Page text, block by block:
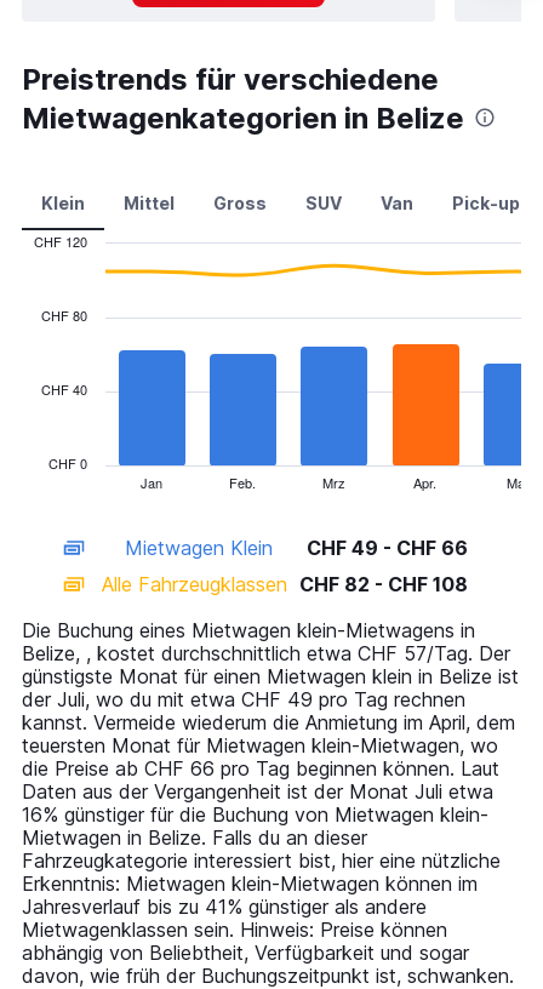
Preistrends für verschiedene
Mietwagenkategorien in Belize
Klein Mittel Gross SUV Van Pick-up
Combination
has
displaying
categories.
Range:
14
categories.
The
chart
has
1
Y
axis
displaying
values.
Range:
0
to
120.
Jan Feb. Mrz Apr. Mai
CHF 0
CHF 40
CHF 80
CHF 120
Mietwagen Klein
CHF 49 - CHF 66
Alle Fahrzeugklassen CHF 82 - CHF 108
Die Buchung eines Mietwagen klein-Mietwagens in
Belize, , kostet durchschnittlich etwa CHF 57/Tag. Der
günstigste Monat für einen Mietwagen klein in Belize ist
der Juli, wo du mit etwa CHF 49 pro Tag rechnen
kannst. Vermeide wiederum die Anmietung im April, dem
teuersten Monat für Mietwagen klein-Mietwagen, wo
die Preise ab CHF 66 pro Tag beginnen können. Laut
Daten aus der Vergangenheit ist der Monat Juli etwa
16% günstiger für die Buchung von Mietwagen klein-
Mietwagen in Belize. Falls du an dieser
Fahrzeugkategorie interessiert bist, hier eine nützliche
Erkenntnis: Mietwagen klein-Mietwagen können im
Jahresverlauf bis zu 41% günstiger als andere
Mietwagenklassen sein. Hinweis: Preise können
abhängig von Beliebtheit, Verfügbarkeit und sogar
davon, wie früh der Buchungszeitpunkt ist, schwanken.